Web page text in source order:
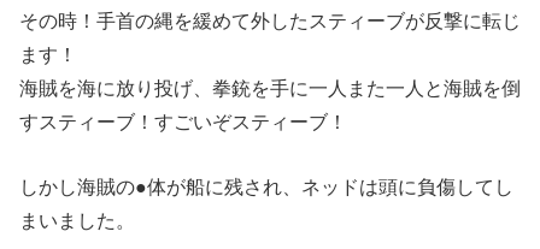
その時！手首の縄を緩めて外したスティーブが反撃に転じ
ます！
海賊を海に放り投げ、拳銃を手に一人また一人と海賊を倒
すスティーブ！すごいぞスティーブ！
しかし海賊の●体が船に残され、ネッドは頭に負傷してし
まいました。